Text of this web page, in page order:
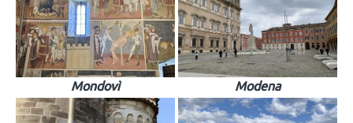
Mondovì Modena